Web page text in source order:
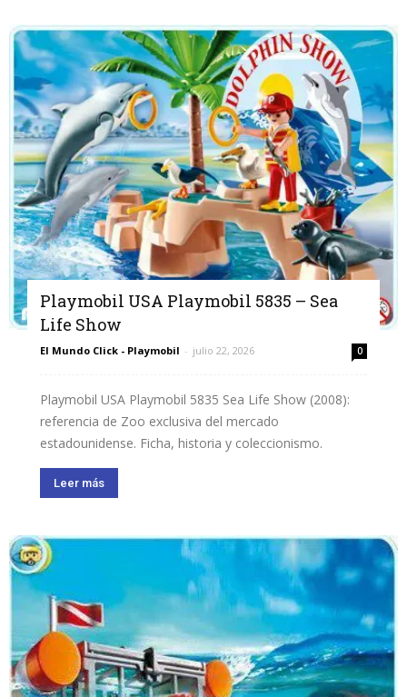
Playmobil USA Playmobil 5835 – Sea
Life Show
El Mundo Click - Playmobil - julio 22, 2026 0
Playmobil USA Playmobil 5835 Sea Life Show (2008):
referencia de Zoo exclusiva del mercado
estadounidense. Ficha, historia y coleccionismo.
Leer más